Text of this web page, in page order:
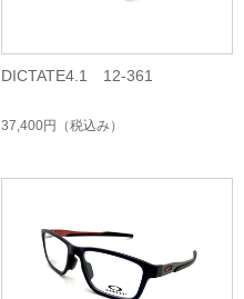
DICTATE4.1 12-361
37,400円 （税込み）